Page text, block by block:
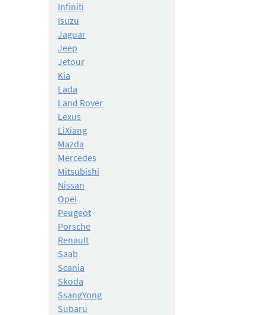
Infiniti
Isuzu
Jaguar
Jeep
Jetour
Kia
Lada
Land Rover
Lexus
LiXiang
Mazda
Mercedes
Mitsubishi
Nissan
Opel
Peugeot
Porsche
Renault
Saab
Scania
Skoda
SsangYong
Subaru